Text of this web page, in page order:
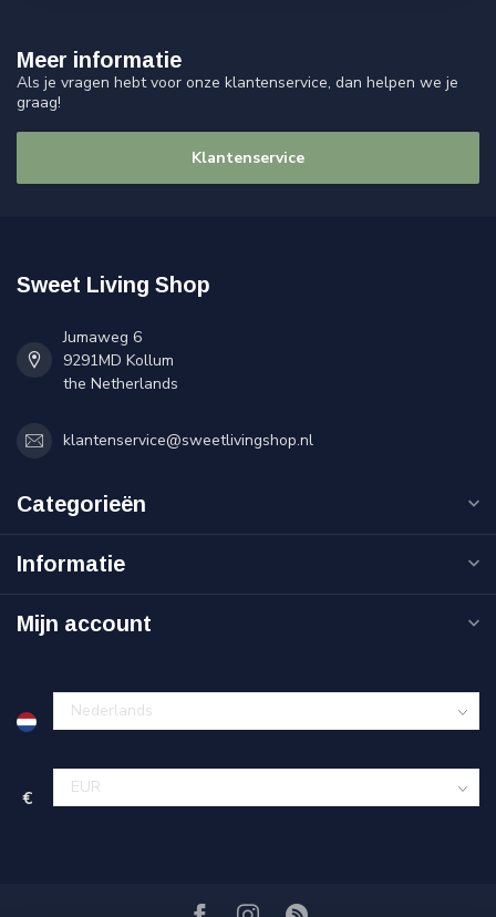
Meer informatie
Als je vragen hebt voor onze klantenservice, dan helpen we je
graag!
Klantenservice
Sweet Living Shop
Jumaweg 6
9291MD Kollum
the Netherlands
klantenservice@sweetlivingshop.nl
Categorieën
Informatie
Mijn account
€